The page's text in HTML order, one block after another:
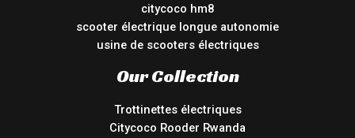
citycoco hm8
scooter électrique longue autonomie
usine de scooters électriques
Our Collection
Trottinettes électriques
Citycoco Rooder Rwanda